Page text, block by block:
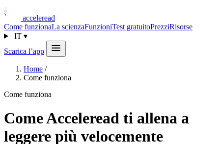
acceleread
Come funzionaLa scienzaFunzioniTest gratuitoPrezziRisorse
IT ▾
Scarica l’app
Home /
Come funziona
Come funziona
Come Acceleread ti allena a
leggere più velocemente